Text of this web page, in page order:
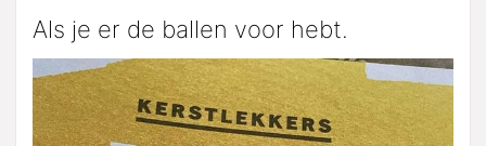
Als je er de ballen voor hebt.